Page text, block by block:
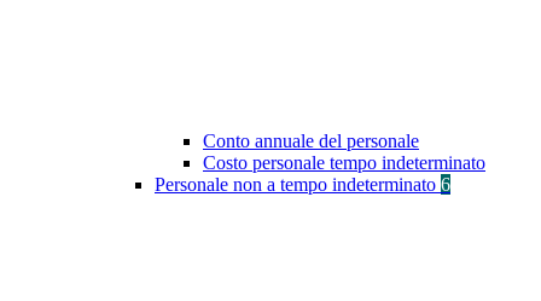
Conto annuale del personale
Costo personale tempo indeterminato
Personale non a tempo indeterminato 6